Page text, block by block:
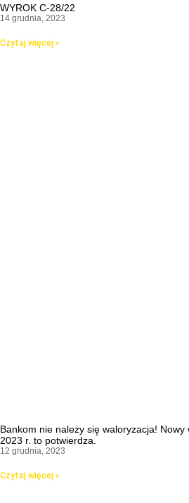
WYROK C-28/22
14 grudnia, 2023
Czytaj więcej »
Bankom nie należy się waloryzacja!
2023 r. to potwierdza.
12 grudnia, 2023
Czytaj więcej »